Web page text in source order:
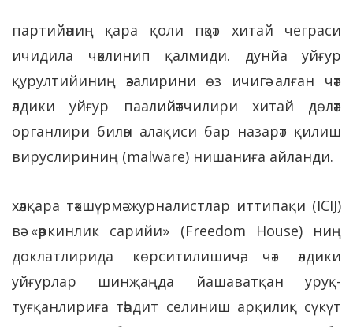
партийәниң қара қоли пәқәт хитай чеграси
ичидила чәклинип қалмиди. дунйа уйғур
қурултийиниң әзалирини өз ичигә алған чәт
әлдики уйғур паалийәтчилири хитай дөләт
органлири билән алақиси бар назарәт қилиш
вируслириниң (malware) нишаниға айланди.
хәлқара тәкшүрмә журналистлар иттипақи (ICIJ)
вә «әркинлик сарийи» (Freedom House) ниң
доклатлирида көрситилишичә, чәт әлдики
уйғурлар шинҗаңда йашаватқан уруқ-
туғқанлириға тәһдит селиниш арқилиқ сүкүт